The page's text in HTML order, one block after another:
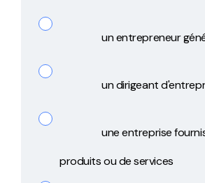
un entrepreneur
un dirigeant
une entreprise
produits ou de services